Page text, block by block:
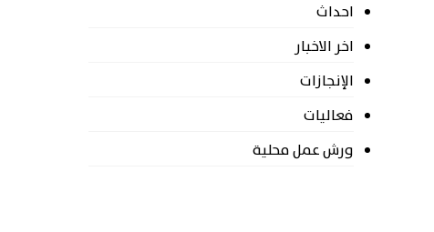
احداث
اخر الاخبار
الإنجازات
فعاليات
ورش عمل محلية